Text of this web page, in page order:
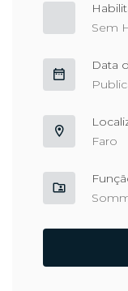
Sem
Data
Faro